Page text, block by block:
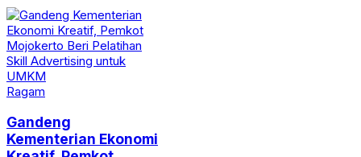
Ragam
Gandeng
Kementerian Ekonomi